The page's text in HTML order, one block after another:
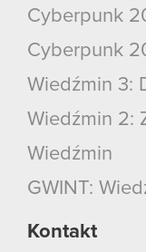
Cyberpunk
Cyberpunk
Wiedźmin 3:
Wiedźmin 2:
Wiedźmin
GWINT:
Kontakt